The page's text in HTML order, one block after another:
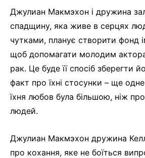
Джулиан Макмэхон і дружина
спадщину, яка живе в серцях
чутками, планує створити фонд
щоб допомагати молодим
рак. Це буде її спосіб зберегти
факт про їхні стосунки – ще
їхня любов була більшою, ніж
людей.
Джулиан Макмэхон дружина
про кохання, яке не боїться